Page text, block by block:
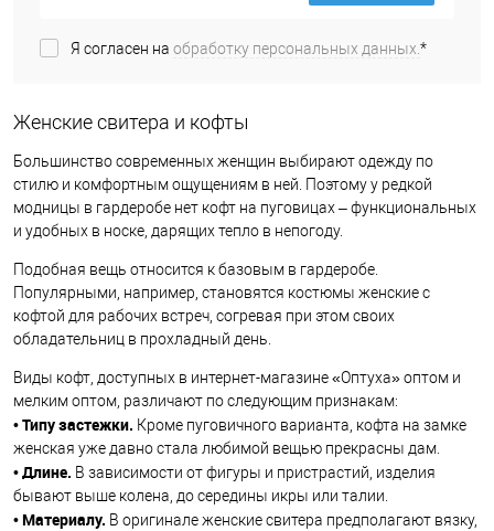
Я согласен на обработку персональных данных.*
Женские свитера и кофты
Большинство современных женщин выбирают одежду по
стилю и комфортным ощущениям в ней. Поэтому у редкой
модницы в гардеробе нет кофт на пуговицах – функциональных
и удобных в носке, дарящих тепло в непогоду.
Подобная вещь относится к базовым в гардеробе.
Популярными, например, становятся костюмы женские с
кофтой для рабочих встреч, согревая при этом своих
обладательниц в прохладный день.
Виды кофт, доступных в интернет-магазине «Оптуха» оптом и
мелким оптом, различают по следующим признакам:
•Типу застежки. Кроме пуговичного варианта, кофта на замке
женская уже давно стала любимой вещью прекрасны дам.
•Длине. В зависимости от фигуры и пристрастий, изделия
бывают выше колена, до середины икры или талии.
• Материалу. В оригинале женские свитера предполагают вязку,